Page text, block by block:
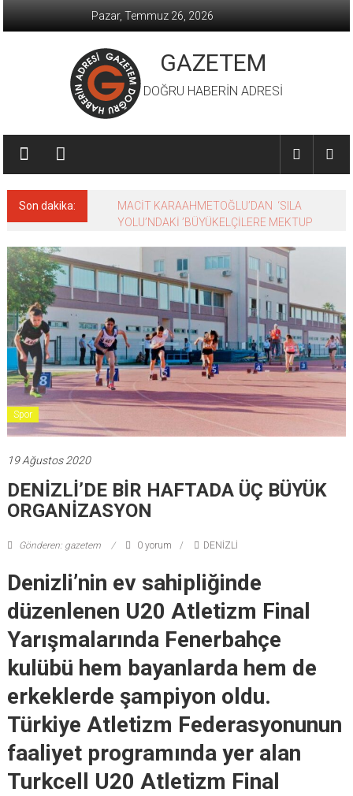
Pazar, Temmuz 26, 2026
GAZETEM
DOĞRU HABERİN ADRESİ
Son dakika:
MACİT KARAAHMETOĞLU’DAN ‘SILA
YOLU’NDAKİ ’BÜYÜKELÇİLERE MEKTUP
Spor
19 Ağustos 2020
DENİZLİ’DE BİR HAFTADA ÜÇ BÜYÜK
ORGANİZASYON
Gönderen: gazetem 0 yorum DENİZLİ
Denizli’nin ev sahipliğinde
düzenlenen U20 Atletizm Final
Yarışmalarında Fenerbahçe
kulübü hem bayanlarda hem de
erkeklerde şampiyon oldu.
Türkiye Atletizm Federasyonunun
faaliyet programında yer alan
Turkcell U20 Atletizm Final